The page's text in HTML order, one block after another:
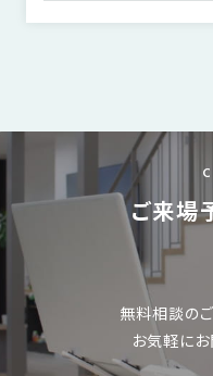
ご来場
無料相談の
お気軽にお